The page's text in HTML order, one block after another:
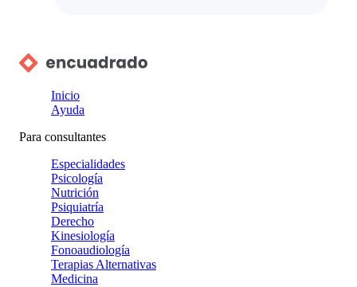
Inicio
Ayuda
Para consultantes
Especialidades
Psicología
Nutrición
Psiquiatría
Derecho
Kinesiología
Fonoaudiología
Terapias Alternativas
Medicina